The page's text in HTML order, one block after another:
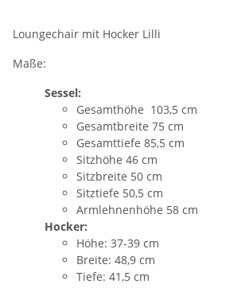
Loungechair mit Hocker Lilli
Maße:
Sessel:
Gesamthöhe 103,5 cm
Gesamtbreite 75 cm
Gesamttiefe 85,5 cm
Sitzhöhe 46 cm
Sitzbreite 50 cm
Sitztiefe 50,5 cm
Armlehnenhöhe 58 cm
Hocker:
Höhe: 37-39 cm
Breite: 48,9 cm
Tiefe: 41,5 cm